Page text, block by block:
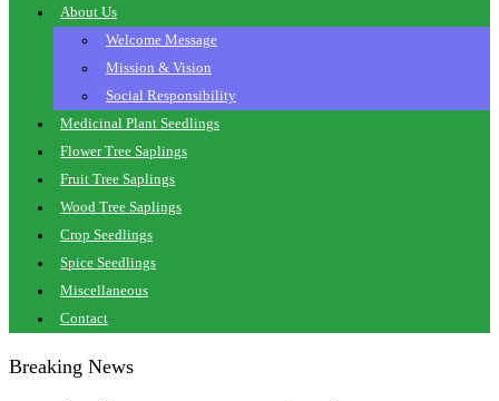
About Us
Welcome Message
Mission & Vision
Social Responsibility
Medicinal Plant Seedlings
Flower Tree Saplings
Fruit Tree Saplings
Wood Tree Saplings
Crop Seedlings
Spice Seedlings
Miscellaneous
Contact
Breaking News